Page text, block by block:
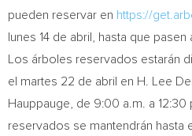
pueden reservar en https://
lunes 14 de abril, hasta que
Los árboles reservados estarán
el martes 22 de abril en H. Lee
Hauppauge , de 9:00 a.m. a 12:30
reservados se mantendrán hasta